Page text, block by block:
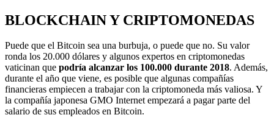
BLOCKCHAIN Y CRIPTOMONEDAS
Puede que el Bitcoin sea una burbuja, o puede que no. Su valor
ronda los 20.000 dólares y algunos expertos en criptomonedas
vaticinan que podría alcanzar los 100.000 durante 2018. Además,
durante el año que viene, es posible que algunas compañías
financieras empiecen a trabajar con la criptomoneda más valiosa. Y
la compañía japonesa GMO Internet empezará a pagar parte del
salario de sus empleados en Bitcoin.